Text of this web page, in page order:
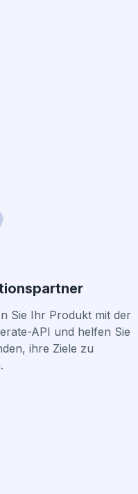
Sie Ihr Produkt mit der
API und helfen Sie
ihre Ziele zu